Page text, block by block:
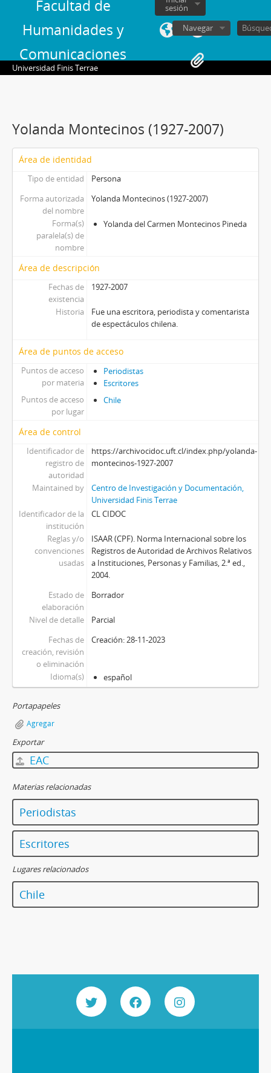
Facultad de
Humanidades y
Comunicaciones
sesión
Navegar
Universidad Finis Terrae
Yolanda Montecinos (1927-2007)
Área de identidad
Tipo de entidad
Persona
Forma autorizada
del nombre
Yolanda Montecinos (1927-2007)
Forma(s)
paralela(s) de
nombre
Yolanda del Carmen Montecinos Pineda
Área de descripción
Fechas de
existencia
1927-2007
Historia
Fue una escritora, periodista y comentarista
de espectáculos chilena.
Área de puntos de acceso
Puntos de acceso
por materia
Periodistas
Escritores
Puntos de acceso
por lugar
Chile
Área de control
Identificador de
registro de
autoridad
https://archivocidoc.uft.cl/index.php/yolanda-
montecinos-1927-2007
Maintained by
Centro de Investigación y Documentación,
Universidad Finis Terrae
Identificador de la
institución
CL CIDOC
Reglas y/o
convenciones
usadas
ISAAR (CPF). Norma Internacional sobre los
Registros de Autoridad de Archivos Relativos
a Instituciones, Personas y Familias, 2.ª ed.,
2004.
Estado de
elaboración
Borrador
Nivel de detalle
Parcial
Fechas de
creación, revisión
o eliminación
Creación: 28-11-2023
Idioma(s) español
Portapapeles
Agregar
Exportar
EAC
Materias relacionadas
Periodistas
Escritores
Lugares relacionados
Chile